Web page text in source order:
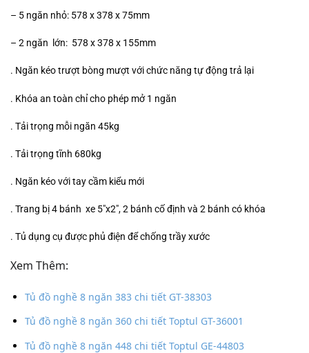
– 5 ngăn nhỏ: 578 x 378 x 75mm
– 2 ngăn lớn: 578 x 378 x 155mm
. Ngăn kéo trượt bòng mượt với chức năng tự động trả lại
. Khóa an toàn chỉ cho phép mở 1 ngăn
. Tải trọng mỗi ngăn 45kg
. Tải trọng tĩnh 680kg
. Ngăn kéo với tay cầm kiểu mới
. Trang bị 4 bánh xe 5″x2″, 2 bánh cố định và 2 bánh có khóa
. Tủ dụng cụ được phủ điện để chống trầy xước
Xem Thêm:
Tủ đồ nghề 8 ngăn 383 chi tiết GT-38303
Tủ đồ nghề 8 ngăn 360 chi tiết Toptul GT-36001
Tủ đồ nghề 8 ngăn 448 chi tiết Toptul GE-44803